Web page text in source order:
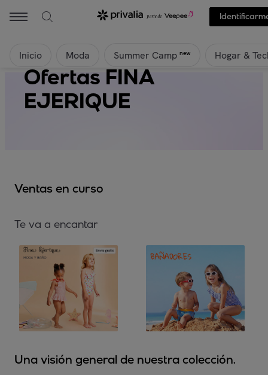
Inicio Moda Summer Camp new Hogar &
Ofertas FINA
EJERIQUE
Ventas en curso
Te va a encantar
Una visión general de nuestra colección.